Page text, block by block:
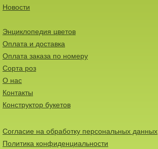
Новости
Энциклопедия цветов
Оплата и доставка
Оплата заказа по номеру
Сорта роз
О нас
Контакты
Конструктор букетов
Согласие на обработку персональных данных
Политика конфиденциальности